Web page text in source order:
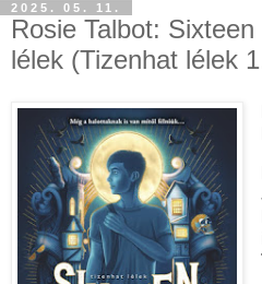
2025. 05. 11.
Rosie Talbot:
lélek (Tizenhat lélek